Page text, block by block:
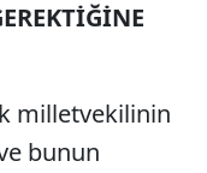
milletvekilinin
bunun